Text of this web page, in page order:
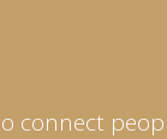
connect